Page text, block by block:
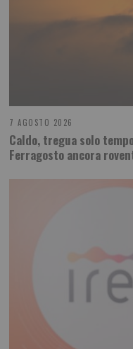
7 AGOSTO 2026
Caldo, tregua solo
Ferragosto ancora